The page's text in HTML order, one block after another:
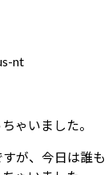
nt
ゃいました。
が、今日は誰も